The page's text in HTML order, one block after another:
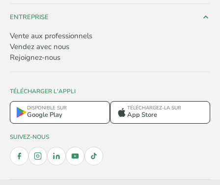
ENTREPRISE
Vente aux professionnels
Vendez avec nous
Rejoignez-nous
TÉLÉCHARGER L'APPLI
DISPONIBLE SUR
Google Play
TÉLÉCHARGEZ-LA SUR
App Store
SUIVEZ-NOUS